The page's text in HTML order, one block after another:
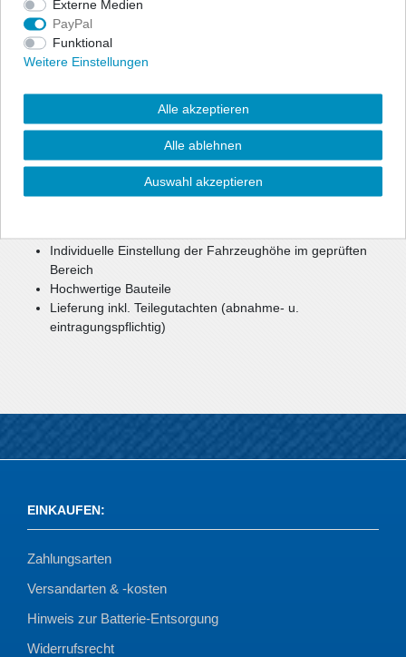
ap Gewindefahrwerke bieten dem sportlich ambitionierten Fahrer
die Möglichkeit, seine individuell gewünschte Tieferlegung
millimetergenau einzustellen. Das Fahrwerk bietet sportliches
Handling und optimales Fahrverhalten in Verbindung mit
maximaler Tieferlegung.
Durch die Verstellung eines Aluminium Federtellers haben Sie die
Möglichkeit, Ihre Fahrzeughöhe im geprüften Bereich individuell
festzulegen.
Die parallele Abstimmung aus Sportlichkeit, Komfort und
Sicherheit bietet ein optimales Setup.
Individuelle Einstellung der Fahrzeughöhe im geprüften
Bereich
Hochwertige Bauteile
Lieferung inkl. Teilegutachten (abnahme- u.
eintragungspflichtig)
EINKAUFEN:
Zahlungsarten
Versandarten & -kosten
Hinweis zur Batterie-Entsorgung
Widerrufsrecht
Externe Medien
PayPal
Funktional
Weitere Einstellungen
Alle akzeptieren
Alle ablehnen
Auswahl akzeptieren